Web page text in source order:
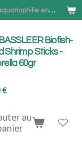
The Shrimp King est un magasin d'aquariophilie en ligne spécialisé dans la vente de Neocaridina et Betta combattant à Bruxelles
Biofish-
Shrimp Sticks -
60gr
€
au